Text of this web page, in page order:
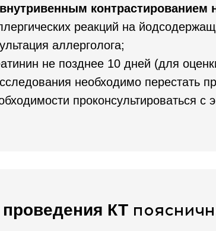
контрастированием
реакций на
аллерголога;
не позднее 10 дней (для
необходимо перестать
проконсультироваться с
КТ